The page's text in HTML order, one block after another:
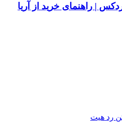
| راهنمای خرید از آریا